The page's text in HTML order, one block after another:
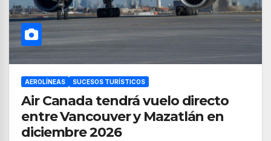
AEROLÍNEAS SUCESOS TURÍSTICOS
Air Canada tendrá vuelo directo
entre Vancouver y Mazatlán en
diciembre 2026